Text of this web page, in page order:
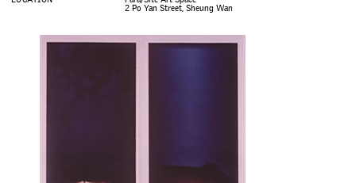
ONFERENCE
KSHOP
2 Po Yan Street, Sheung Wan